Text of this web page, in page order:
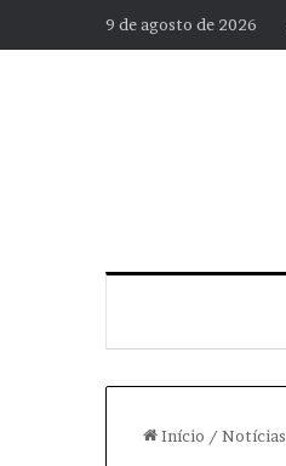
9 de agosto de 2026
Início / Notícias